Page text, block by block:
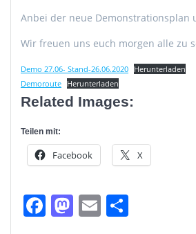
Anbei der neue Demonstrationsplan
Wir freuen uns euch morgen alle zu
Demo 27.06- Stand-26.06.2020 Herunterladen
Demoroute Herunterladen
Related Images:
Teilen mit:
Facebook X
F M E